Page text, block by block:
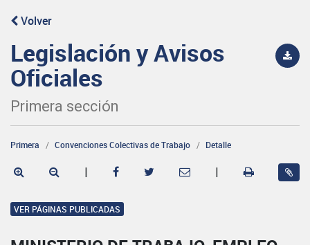
Volver
Legislación y Avisos
Oficiales
Primera sección
Primera Convenciones Colectivas de Trabajo Detalle
| |
VER PÁGINAS PUBLICADAS